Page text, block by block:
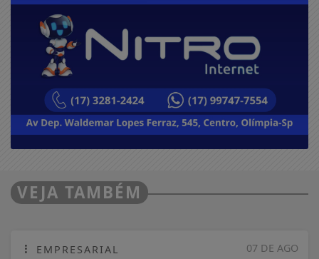
VEJA TAMBÉM
07 DE AGO
EMPRESARIAL